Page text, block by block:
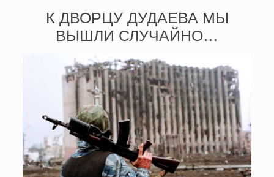
К ДВОРЦУ ДУДАЕВА МЫ
ВЫШЛИ СЛУЧАЙНО…